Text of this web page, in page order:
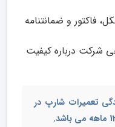
فاکتور و ضمانتنامه
شرکت درباره کیفیت
تعمیرات شارپ در